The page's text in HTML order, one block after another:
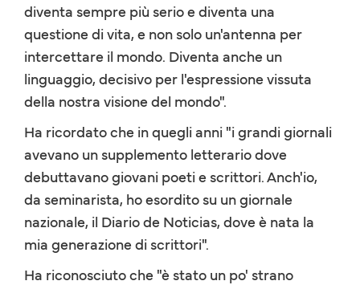
diventa sempre più serio e diventa una
questione di vita, e non solo un'antenna per
intercettare il mondo. Diventa anche un
linguaggio, decisivo per l'espressione vissuta
della nostra visione del mondo".
Ha ricordato che in quegli anni "i grandi giornali
avevano un supplemento letterario dove
debuttavano giovani poeti e scrittori. Anch'io,
da seminarista, ho esordito su un giornale
nazionale, il Diario de Noticias, dove è nata la
mia generazione di scrittori".
Ha riconosciuto che "è stato un po' strano